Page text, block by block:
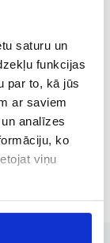
saturu un
funkcijas
par to, kā jūs
ar saviem
analīzes
ko
viņu
no187 €
Vēsture
no211 €